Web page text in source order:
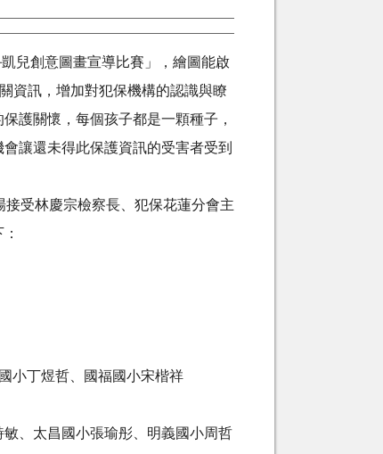
兒創意圖畫宣導比賽」，繪圖能啟
資訊，增加對犯保機構的認識與瞭
護關懷，每個孩子都是一顆種子，
讓還未得此保護資訊的受害者受到
受林慶宗檢察長、犯保花蓮分會主
小丁煜哲、國福國小宋楷祥
、太昌國小張瑜彤、明義國小周哲